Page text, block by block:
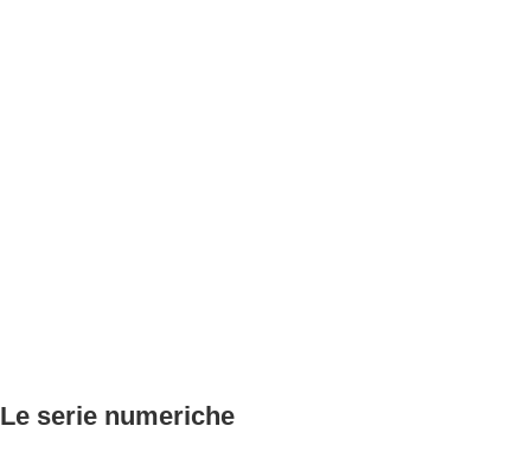
Le serie numeriche